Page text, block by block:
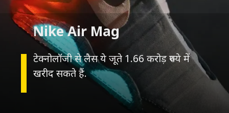
टेक्नोलॉजी से लैस ये जूते 1.66 करोड़ रुपये में
Nike Air Mag